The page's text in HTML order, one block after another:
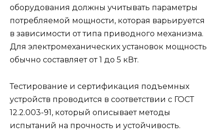
оборудования должны учитывать параметры
потребляемой мощности, которая варьируется
в зависимости от типа приводного механизма.
Для электромеханических установок мощность
обычно составляет от 1 до 5 кВт.
Тестирование и сертификация подъемных
устройств проводится в соответствии с ГОСТ
12.2.003-91, который описывает методы
испытаний на прочность и устойчивость.